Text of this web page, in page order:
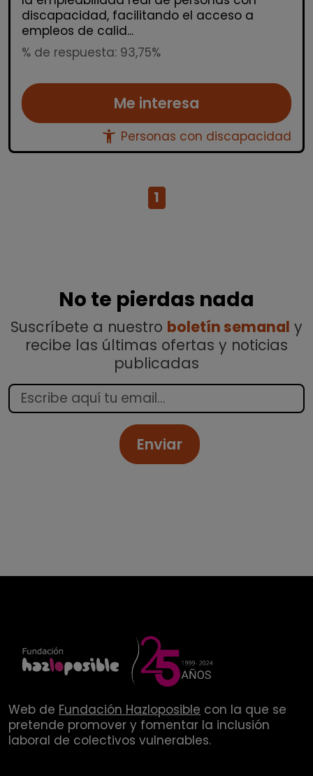
discapacidad, facilitando el acceso a
empleos de calid...
% de respuesta: 93,75%
Me interesa
accessibility_new Personas con discapacidad
1
No te pierdas nada
Suscríbete a nuestro boletín semanal y
recibe las últimas ofertas y noticias
publicadas
Enviar
Web de Fundación Hazloposible con la que se
pretende promover y fomentar la inclusión
laboral de colectivos vulnerables.